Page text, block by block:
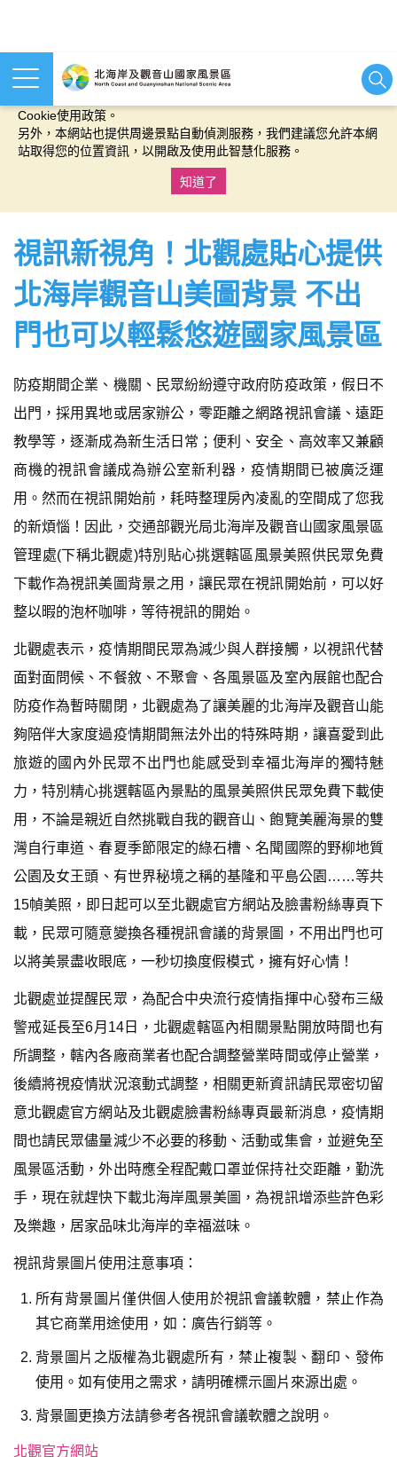
本網站使用cookies等相關技術以持續優化網站服務，並有助於為
Cookie使用政策。
另外，本網站也提供周邊景點自動偵測服務，我們建議您允許本網
站取得您的位置資訊，以開啟及使用此智慧化服務。
知道了
視訊新視角！北觀處貼心提供
北海岸觀音山美圖背景 不出
門也可以輕鬆悠遊國家風景區
防疫期間企業、機關、民眾紛紛遵守政府防疫政策，假日不
出門，採用異地或居家辦公，零距離之網路視訊會議、遠距
教學等，逐漸成為新生活日常；便利、安全、高效率又兼顧
商機的視訊會議成為辦公室新利器，疫情期間已被廣泛運
用。然而在視訊開始前，耗時整理房內凌亂的空間成了您我
的新煩惱！因此，交通部觀光局北海岸及觀音山國家風景區
管理處(下稱北觀處)特別貼心挑選轄區風景美照供民眾免費
下載作為視訊美圖背景之用，讓民眾在視訊開始前，可以好
整以暇的泡杯咖啡，等待視訊的開始。
北觀處表示，疫情期間民眾為減少與人群接觸，以視訊代替
面對面問候、不餐敘、不聚會、各風景區及室內展館也配合
防疫作為暫時關閉，北觀處為了讓美麗的北海岸及觀音山能
夠陪伴大家度過疫情期間無法外出的特殊時期，讓喜愛到此
旅遊的國內外民眾不出門也能感受到幸福北海岸的獨特魅
力，特別精心挑選轄區內景點的風景美照供民眾免費下載使
用，不論是親近自然挑戰自我的觀音山、飽覽美麗海景的雙
灣自行車道、春夏季節限定的綠石槽、名聞國際的野柳地質
公園及女王頭、有世界秘境之稱的基隆和平島公園……等共
15幀美照，即日起可以至北觀處官方網站及臉書粉絲專頁下
載，民眾可隨意變換各種視訊會議的背景圖，不用出門也可
以將美景盡收眼底，一秒切換度假模式，擁有好心情！
北觀處並提醒民眾，為配合中央流行疫情指揮中心發布三級
警戒延長至6月14日，北觀處轄區內相關景點開放時間也有
所調整，轄內各廠商業者也配合調整營業時間或停止營業，
後續將視疫情狀況滾動式調整，相關更新資訊請民眾密切留
意北觀處官方網站及北觀處臉書粉絲專頁最新消息，疫情期
間也請民眾儘量減少不必要的移動、活動或集會，並避免至
風景區活動，外出時應全程配戴口罩並保持社交距離，勤洗
手，現在就趕快下載北海岸風景美圖，為視訊增添些許色彩
及樂趣，居家品味北海岸的幸福滋味。
視訊背景圖片使用注意事項：
所有背景圖片僅供個人使用於視訊會議軟體，禁止作為
其它商業用途使用，如：廣告行銷等。
背景圖片之版權為北觀處所有，禁止複製、翻印、發佈
使用。如有使用之需求，請明確標示圖片來源出處。
背景圖更換方法請參考各視訊會議軟體之說明。
北觀官方網站